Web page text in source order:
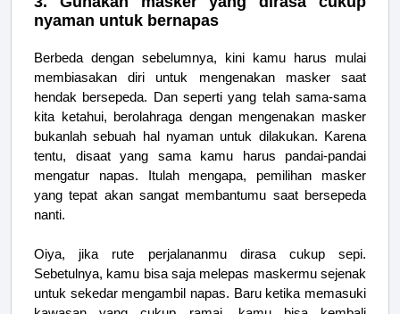
nyaman untuk bernapas
Berbeda dengan sebelumnya, kini kamu harus mulai
membiasakan diri untuk mengenakan masker saat
hendak bersepeda. Dan seperti yang telah sama-sama
kita ketahui, berolahraga dengan mengenakan masker
bukanlah sebuah hal nyaman untuk dilakukan. Karena
tentu, disaat yang sama kamu harus pandai-pandai
mengatur napas. Itulah mengapa, pemilihan masker
yang tepat akan sangat membantumu saat bersepeda
nanti.
Oiya, jika rute perjalananmu dirasa cukup sepi.
Sebetulnya, kamu bisa saja melepas maskermu sejenak
untuk sekedar mengambil napas. Baru ketika memasuki